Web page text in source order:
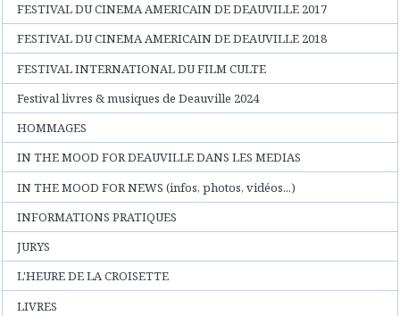
FESTIVAL DU CINEMA AMERICAIN DE DEAUVILLE 2017
FESTIVAL DU CINEMA AMERICAIN DE DEAUVILLE 2018
FESTIVAL INTERNATIONAL DU FILM CULTE
Festival livres & musiques de Deauville 2024
HOMMAGES
IN THE MOOD FOR DEAUVILLE DANS LES MEDIAS
IN THE MOOD FOR NEWS (infos, photos, vidéos...)
INFORMATIONS PRATIQUES
JURYS
L'HEURE DE LA CROISETTE
LIVRES